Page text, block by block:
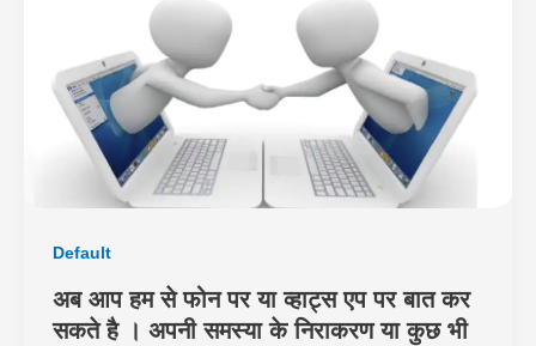
Default
अब आप हम से फोन पर या व्हाट्स एप पर बात कर
सकते है । अपनी समस्या के निराकरण या कुछ भी